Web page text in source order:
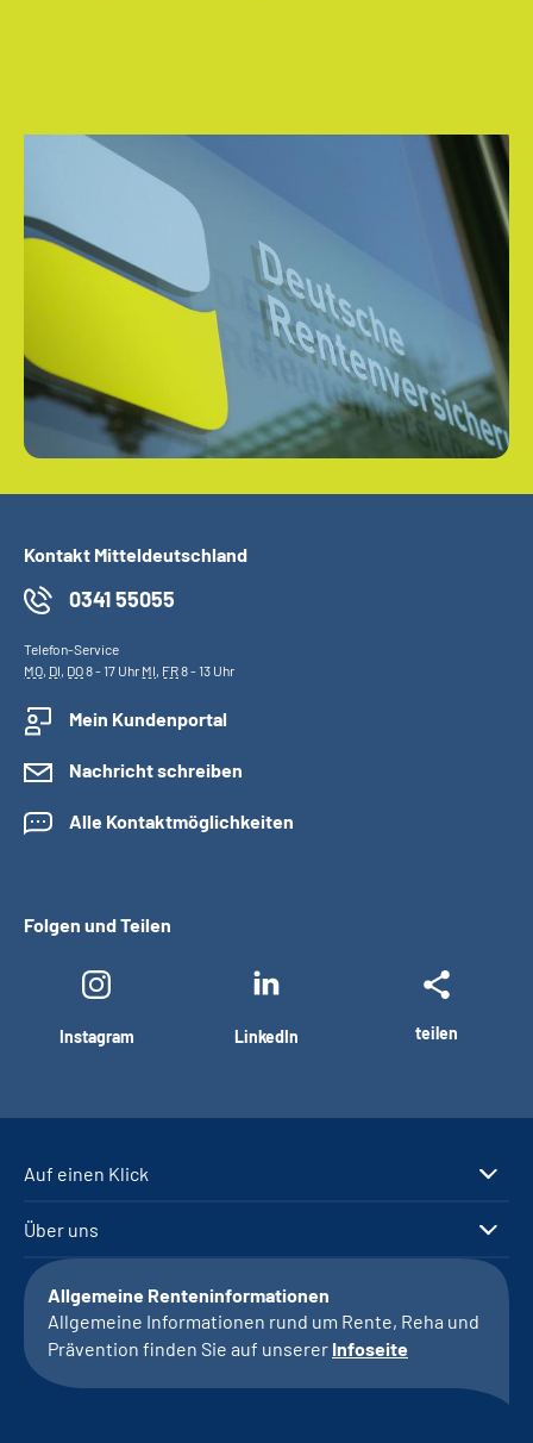
Kontakt Mitteldeutschland
0341 55055
Telefon-Service
MO, DI, DO8 - 17 Uhr MI, FR8 - 13 Uhr
Mein Kundenportal
Nachricht schreiben
Alle Kontaktmöglichkeiten
Folgen und Teilen
Instagram LinkedIn teilen
Auf einen Klick
Über uns
Allgemeine Renteninformationen
Allgemeine Informationen rund um Rente, Reha und
Prävention finden Sie auf unserer Infoseite